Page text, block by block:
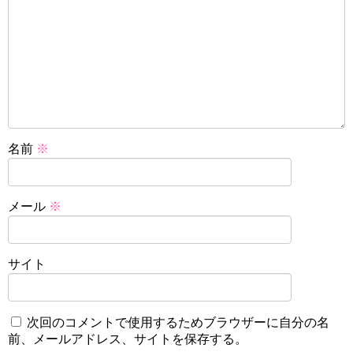
名前 ※
メール ※
サイト
次回のコメントで使用するためブラウザーに自分の名
前、メールアドレス、サイトを保存する。